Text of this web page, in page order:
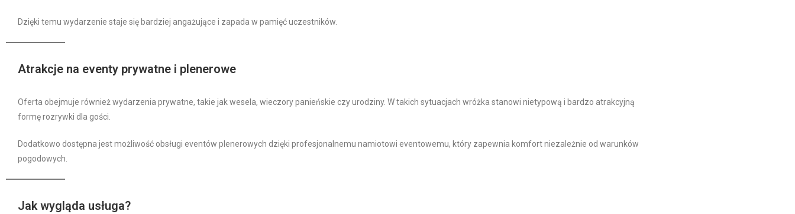
Dzięki temu wydarzenie staje się bardziej angażujące i zapada w pamięć uczestników.
Atrakcje na eventy prywatne i plenerowe
Oferta obejmuje również wydarzenia prywatne, takie jak wesela, wieczory panieńskie czy urodziny. W takich sytuacjach wróżka stanowi nietypową i bardzo atrakcyjną
formę rozrywki dla gości.
Dodatkowo dostępna jest możliwość obsługi eventów plenerowych dzięki profesjonalnemu namiotowi eventowemu, który zapewnia komfort niezależnie od warunków
pogodowych.
Jak wygląda usługa?